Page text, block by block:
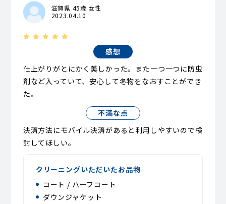
滋賀県 45歳 女性
2023.04.10
感想
仕上がりがとにかく美しかった。また一つ一つに防虫
剤など入っていて、安心して冬物をなおすことができ
た。
不満な点
決済方法にモバイル決済があると利用しやすいので検
討してほしい。
クリーニングいただいたお品物
コート / ハーフコート
ダウンジャケット